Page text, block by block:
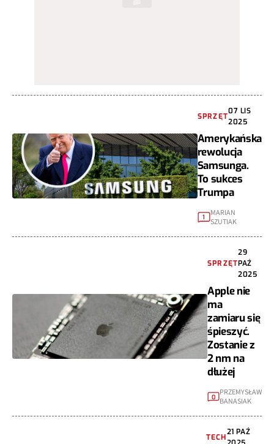
SPRZĘT
07 LIS
2025
Amerykańska
rewolucja
Samsunga.
To sukces
Trumpa
1
MARIAN
SZUTIAK
SPRZĘT
29
PAŹ
2025
Apple nie
ma
zamiaru się
śpieszyć.
Zostanie z
2 nm na
dłużej
0
PRZEMYSŁAW
BANASIAK
TECH
21 PAŹ